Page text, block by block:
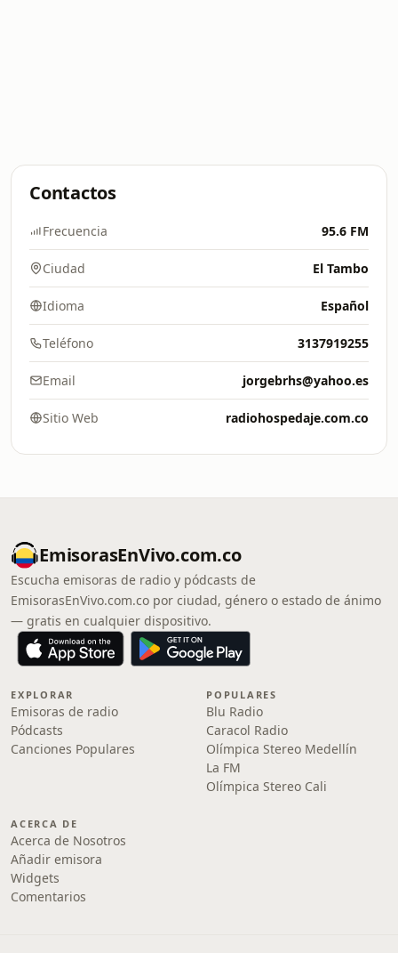
Contactos
Frecuencia 95.6 FM
Ciudad El Tambo
Idioma Español
Teléfono 3137919255
Email jorgebrhs@yahoo.es
Sitio Web radiohospedaje.com.co
EmisorasEnVivo.com.co
Escucha emisoras de radio y pódcasts de
EmisorasEnVivo.com.co por ciudad, género o estado de ánimo
— gratis en cualquier dispositivo.
EXPLORAR
Emisoras de radio
Pódcasts
Canciones Populares
POPULARES
Blu Radio
Caracol Radio
Olímpica Stereo Medellín
La FM
Olímpica Stereo Cali
ACERCA DE
Acerca de Nosotros
Añadir emisora
Widgets
Comentarios